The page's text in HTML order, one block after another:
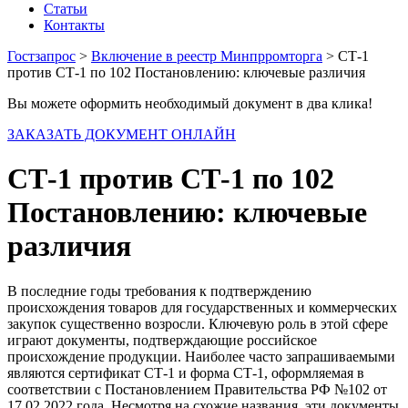
Статьи
Контакты
Гостзапрос > Включение в реестр Минпрромторга > СТ-1
против СТ-1 по 102 Постановлению: ключевые различия
Вы можете оформить необходимый документ в два клика!
ЗАКАЗАТЬ ДОКУМЕНТ ОНЛАЙН
СТ-1 против СТ-1 по 102
Постановлению: ключевые
различия
В последние годы требования к подтверждению
происхождения товаров для государственных и коммерческих
закупок существенно возросли. Ключевую роль в этой сфере
играют документы, подтверждающие российское
происхождение продукции. Наиболее часто запрашиваемыми
являются сертификат СТ-1 и форма СТ-1, оформляемая в
соответствии с Постановлением Правительства РФ №102 от